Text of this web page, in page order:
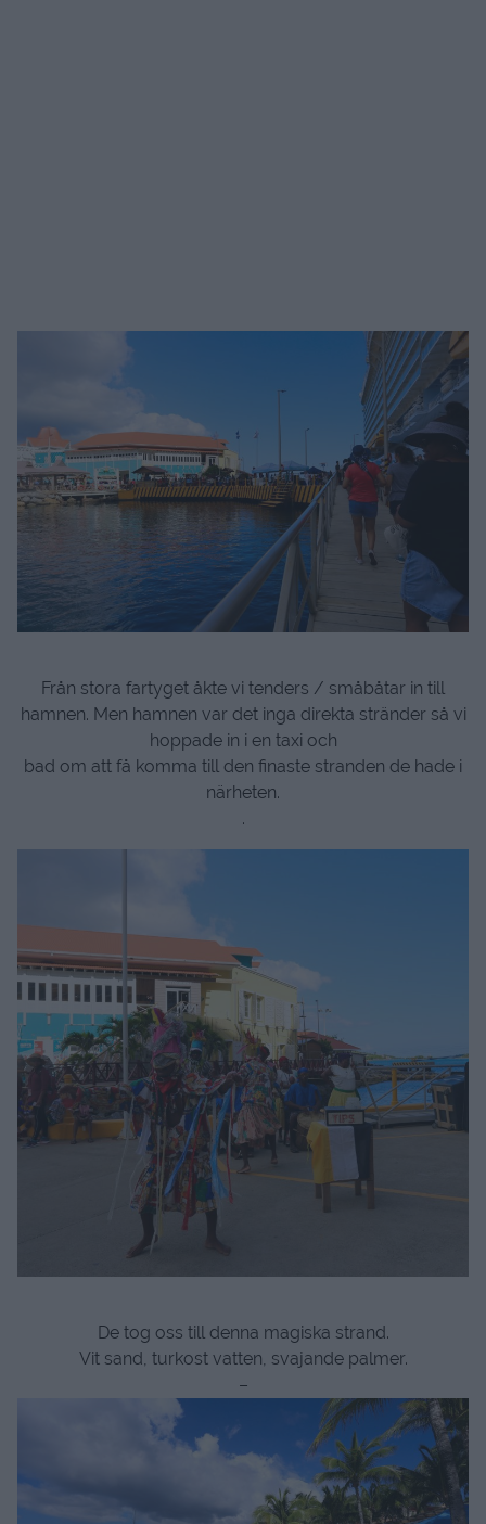
Från stora fartyget åkte vi tenders / småbåtar in till
hamnen. Men hamnen var det inga direkta stränder så vi
hoppade in i en taxi och
bad om att få komma till den finaste stranden de hade i
närheten.
.
De tog oss till denna magiska strand.
Vit sand, turkost vatten, svajande palmer.
–